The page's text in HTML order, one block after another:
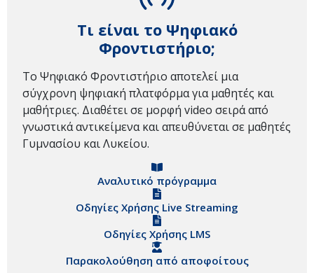
Τι είναι το Ψηφιακό
Φροντιστήριο;
Το Ψηφιακό Φροντιστήριο αποτελεί μια
σύγχρονη ψηφιακή πλατφόρμα για μαθητές και
μαθήτριες. Διαθέτει σε μορφή video σειρά από
γνωστικά αντικείμενα και απευθύνεται σε μαθητές
Γυμνασίου και Λυκείου.
Αναλυτικό πρόγραμμα
Οδηγίες Χρήσης Live Streaming
Οδηγίες Χρήσης LMS
Παρακολούθηση από αποφοίτους